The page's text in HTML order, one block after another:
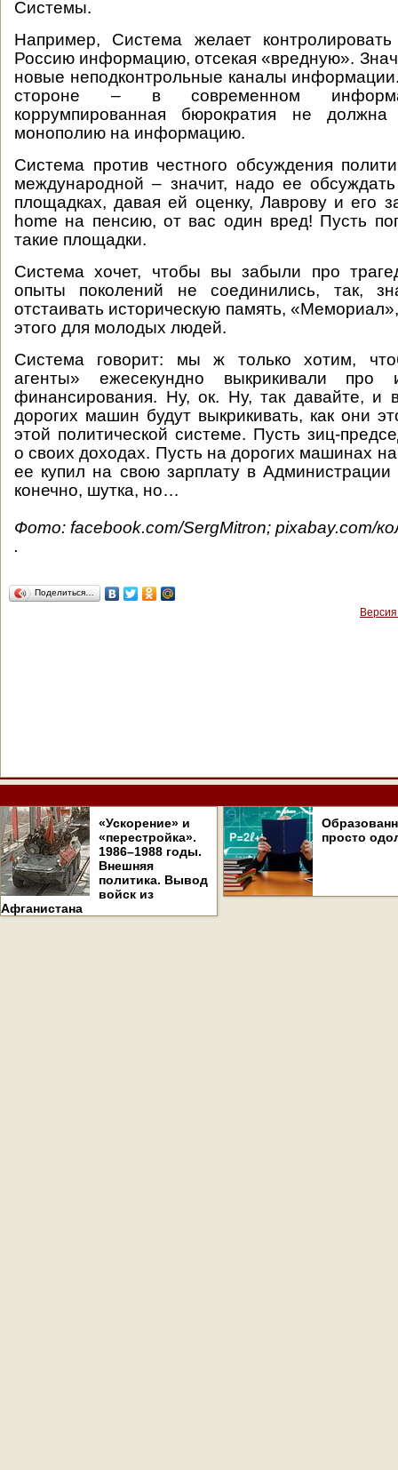
Системы.
Например, Система желает
Россию информацию, отсекая «вредную».
новые неподконтрольные каналы
стороне – в современном
коррумпированная бюрократия не
монополию на информацию.
Система против честного обсуждения
международной – значит, надо ее
площадках, давая ей оценку, Лаврову и его
home на пенсию, от вас один вред! Пусть
такие площадки.
Система хочет, чтобы вы забыли про
опыты поколений не соединились, так,
отстаивать историческую память,
этого для молодых людей.
Система говорит: мы ж только хотим,
агенты» ежесекундно выкрикивали про
финансирования. Ну, ок. Ну, так давайте, и
дорогих машин будут выкрикивать, как они
этой политической системе. Пусть зиц-
о своих доходах. Пусть на дорогих машинах
ее купил на свою зарплату в Администрации
конечно, шутка, но…
Фото: facebook.com/SergMitron; pixabay.com/
.
Поделиться…
«Ускорение» и
«перестройка».
1986–1988 годы.
Внешняя
политика. Вывод
войск из
Афганистана
просто